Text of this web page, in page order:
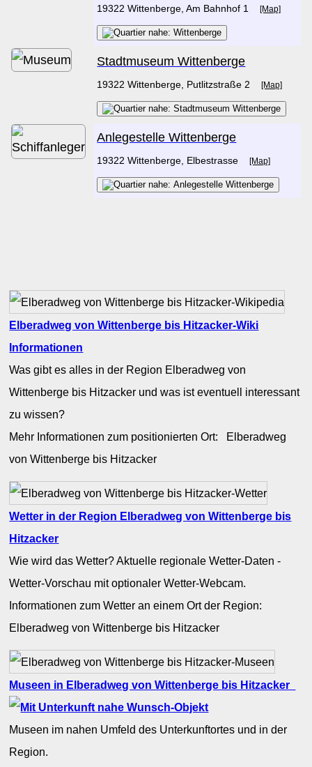
19322 Wittenberge, Am Bahnhof 1[Map]
Stadtmuseum Wittenberge
19322 Wittenberge, Putlitzstraße 2[Map]
Anlegestelle Wittenberge
19322 Wittenberge, Elbestrasse[Map]
Elberadweg von Wittenberge bis Hitzacker-Wiki
Informationen
Was gibt es alles in der Region Elberadweg von
Wittenberge bis Hitzacker und was ist eventuell interessant
zu wissen?
Mehr Informationen zum positionierten Ort: Elberadweg
von Wittenberge bis Hitzacker
Wetter in der Region Elberadweg von Wittenberge bis
Hitzacker
Wie wird das Wetter? Aktuelle regionale Wetter-Daten -
Wetter-Vorschau mit optionaler Wetter-Webcam.
Informationen zum Wetter an einem Ort der Region:
Elberadweg von Wittenberge bis Hitzacker
Museen in Elberadweg von Wittenberge bis Hitzacker
Museen im nahen Umfeld des Unterkunftortes und in der
Region.